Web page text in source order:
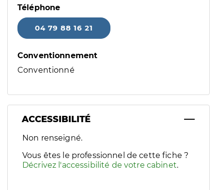
Téléphone
04 79 88 16 21
Conventionnement
Conventionné
ACCESSIBILITÉ
Filtres
Sélectionnez un ou plusieurs handicaps/besoins
Non renseigné.
Vous êtes le professionnel de cette fiche ?
Décrivez l'accessibilité de votre cabinet.